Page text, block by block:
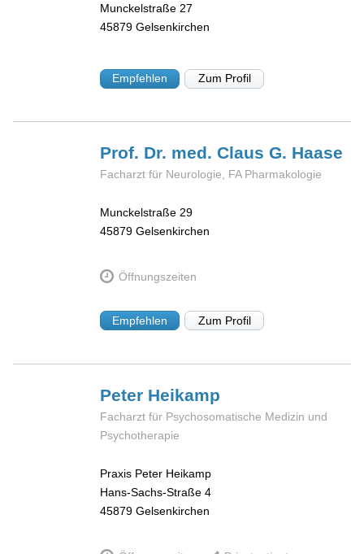
Munckelstraße 27
45879 Gelsenkirchen
Empfehlen Zum Profil
Prof. Dr. med. Claus G. Haase
Facharzt für Neurologie, FA Pharmakologie
Munckelstraße 29
45879 Gelsenkirchen
Öffnungszeiten
Empfehlen Zum Profil
Peter Heikamp
Facharzt für Psychosomatische Medizin und
Psychotherapie
Praxis Peter Heikamp
Hans-Sachs-Straße 4
45879 Gelsenkirchen